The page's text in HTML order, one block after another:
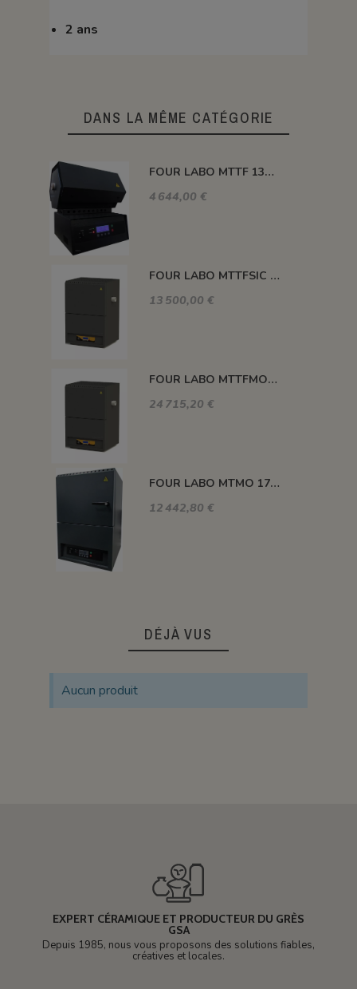
2 ans
DANS LA MÊME CATÉGORIE
FOUR LABO MTTF 1300°C 600 MM Ø 50 MM
4 644,00 €
FOUR LABO MTTFSIC 1500°C 500 MM Ø 100 MM
13 500,00 €
FOUR LABO MTTFMO 1600°C 800 MM Ø 75 MM
24 715,20 €
FOUR LABO MTMO 1700°C 3 LITRES
12 442,80 €
DÉJÀ VUS
Aucun produit
EXPERT CÉRAMIQUE ET PRODUCTEUR DU GRÈS
GSA
Depuis 1985, nous vous proposons des solutions fiables,
créatives et locales.